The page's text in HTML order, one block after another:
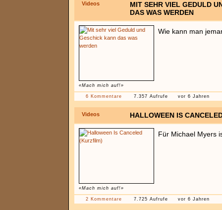
Videos
MIT SEHR VIEL GEDULD
DAS WAS WERDEN
«Mach mich auf!»
Wie kann man
6 Kommentare 7.357 Aufrufe vor 6 Jahren
Videos HALLOWEEN IS
«Mach mich auf!»
Für Michael Myers
2 Kommentare 7.725 Aufrufe vor 6 Jahren